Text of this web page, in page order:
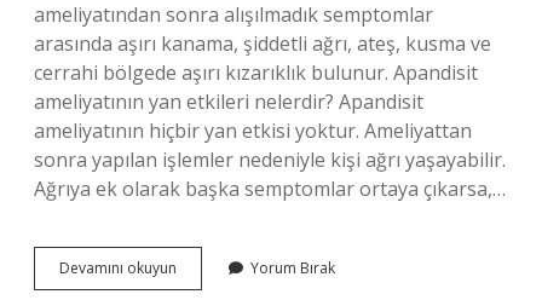
ameliyatından sonra alışılmadık semptomlar
arasında aşırı kanama, şiddetli ağrı, ateş, kusma ve
cerrahi bölgede aşırı kızarıklık bulunur. Apandisit
ameliyatının yan etkileri nelerdir? Apandisit
ameliyatının hiçbir yan etkisi yoktur. Ameliyattan
sonra yapılan işlemler nedeniyle kişi ağrı yaşayabilir.
Ağrıya ek olarak başka semptomlar ortaya çıkarsa,…
Devamını okuyun Apandisit
Alındıktan
Yorum Bırak